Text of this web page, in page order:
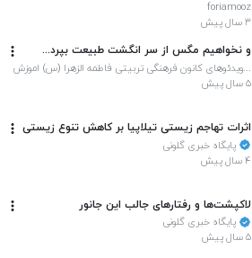
foriamooz
۳ سال پیش
و نخواهیم مگس از سر انگشت طبیعت بپرد...
...ویدئوهای کانون فرهنگی تربیتی فاطمه الزهرا (س) اموزش
و پرورش ساری ناحیه دو
۵ سال پیش
اثرات تهاجم زیستی تیلاپیا بر کاهش تنوع زیستی
پایگاه خبری گلونی
۴ سال پیش
لاکپشت‌ها و رفتارهای جالب این جانور
پایگاه خبری گلونی
۵ سال پیش